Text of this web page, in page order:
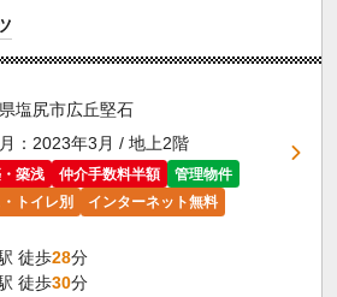
塩尻市広丘堅石
：2023年3月 / 地上2階
築浅 仲介手数料半額
管理物件
トイレ別
インターネット無料
徒歩28分
徒歩30分